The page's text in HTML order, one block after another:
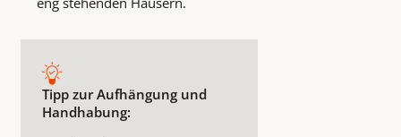
Tipp zur Aufhängung und
Handhabung: